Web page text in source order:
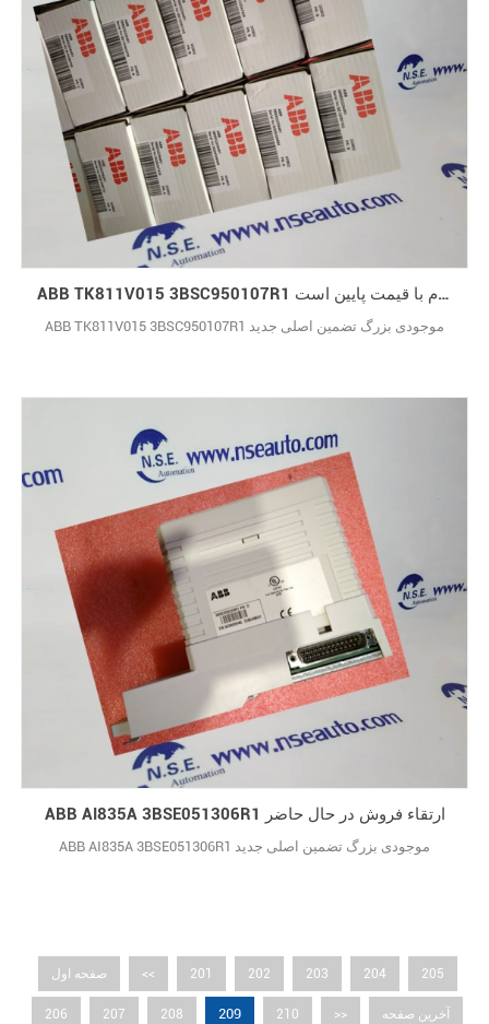
ABB TK811V015 3BSC950107R1 در سهام با قیمت پایین است
ABB TK811V015 3BSC950107R1 موجودی بزرگ تضمین اصلی جدید
ABB AI835A 3BSE051306R1 ارتقاء فروش در حال حاضر
ABB AI835A 3BSE051306R1 موجودی بزرگ تضمین اصلی جدید
صفحه اول << 201 202 203 204 205
206 207 208 209 210 >> آخرین صفحه